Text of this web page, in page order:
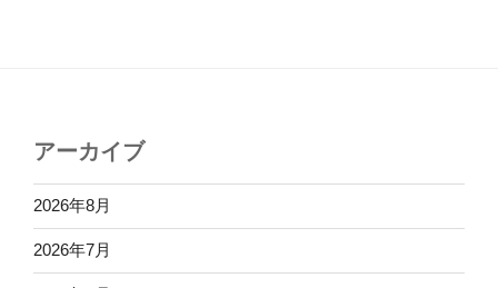
アーカイブ
2026年8月
2026年7月